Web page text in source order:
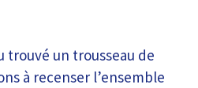
trouvé un trousseau de
à recenser l’ensemble